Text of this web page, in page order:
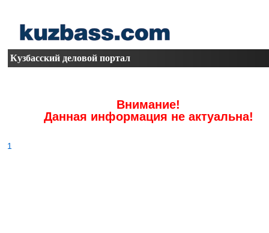
Кузбасский деловой портал
Внимание!
Данная информация не актуальна!
1